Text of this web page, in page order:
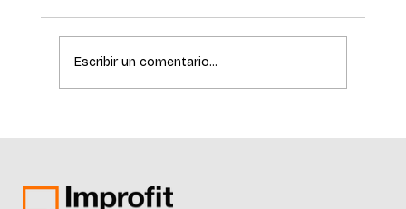
Escribir un comentario...